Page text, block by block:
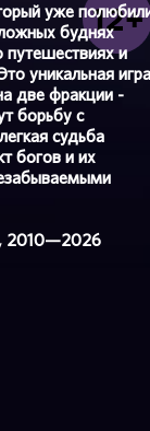
уже
буднях
путешествиях и
уникальная игра
две фракции -
борьбу с
судьба
богов и их
2010—2026